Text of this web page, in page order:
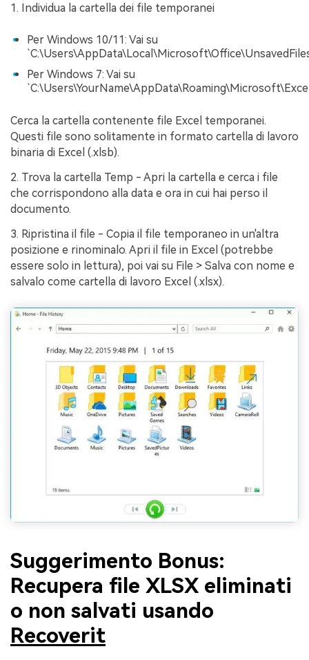
1. Individua la cartella dei file temporanei
Per Windows 10/11: Vai su
Per Windows 7: Vai su
Cerca la cartella contenente file Excel temporanei.
Questi file sono solitamente in formato cartella di lavoro
binaria di Excel (.xlsb).
2. Trova la cartella Temp - Apri la cartella e cerca i file
che corrispondono alla data e ora in cui hai perso il
documento.
3. Ripristina il file - Copia il file temporaneo in un'altra
posizione e rinominalo. Apri il file in Excel (potrebbe
essere solo in lettura), poi vai su File > Salva con nome e
salvalo come cartella di lavoro Excel (.xlsx).
Suggerimento Bonus:
Recupera file XLSX eliminati
o non salvati usando
Recoverit